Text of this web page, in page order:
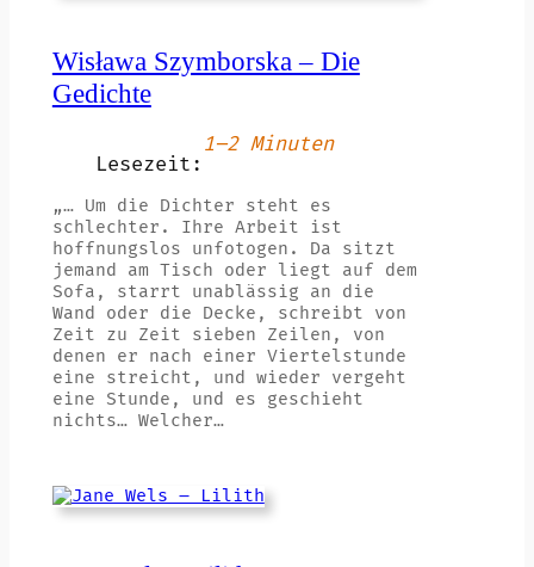
Wisława Szymborska – Die
Gedichte
Lesezeit:
1–2 Minuten
„… Um die Dichter steht es
schlechter. Ihre Arbeit ist
hoffnungslos unfotogen. Da sitzt
jemand am Tisch oder liegt auf dem
Sofa, starrt unablässig an die
Wand oder die Decke, schreibt von
Zeit zu Zeit sieben Zeilen, von
denen er nach einer Viertelstunde
eine streicht, und wieder vergeht
eine Stunde, und es geschieht
nichts… Welcher…